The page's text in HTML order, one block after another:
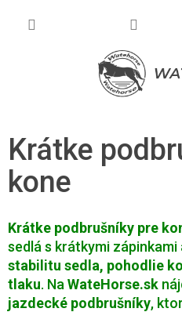
Krátke
kone
Krátke podbrušníky pre
sedlá s krátkymi
stabilitu sedla, pohodlie
tlaku. Na WateHorse.sk
jazdecké podbrušníky,